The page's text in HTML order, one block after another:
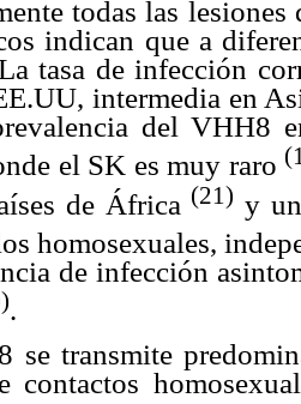
todas las
indican que a
tasa de infección
intermedia en
del VHH8
el SK es muy raro
de África (21) y
homosexuales,
de infección
.
se transmite
contactos